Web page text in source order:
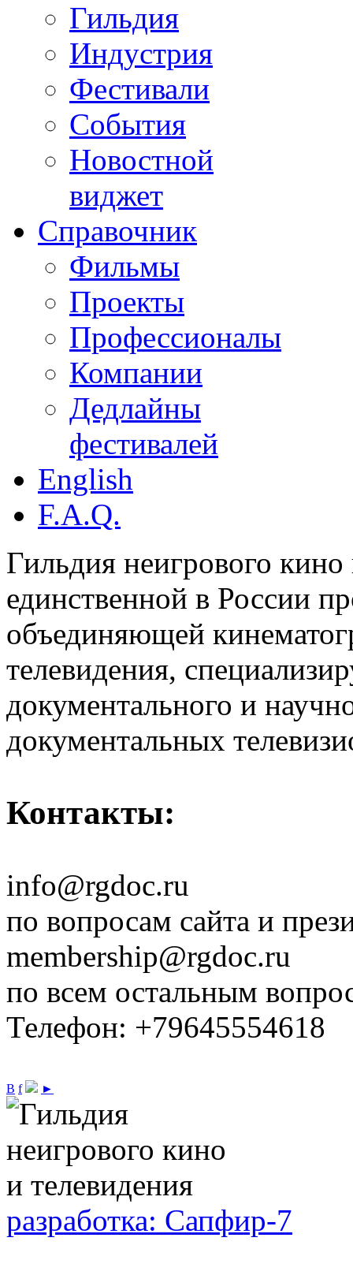
Гильдия
Индустрия
Фестивали
События
Новостной
виджет
Справочник
Фильмы
Проекты
Профессионалы
Компании
Дедлайны
фестивалей
English
F.A.Q.
Гильдия неигрового кино
единственной в России
объединяющей
телевидения,
документального и
документальных
Контакты:
info@rgdoc.ru
по вопросам сайта и
membership@rgdoc.ru
по всем остальным
Телефон: +79645554618
В f ►
разработка: Сапфир-7